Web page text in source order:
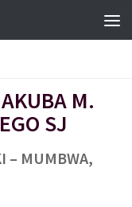
M.
SJ
– MUMBWA,